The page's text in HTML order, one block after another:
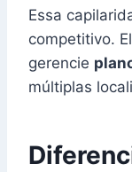
Essa
competitivo.
gerencie
múltiplas